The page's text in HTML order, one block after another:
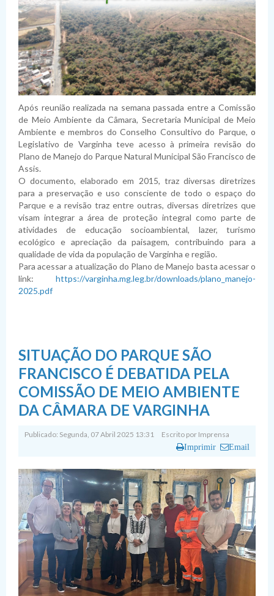
Após reunião realizada na semana passada entre a Comissão
de Meio Ambiente da Câmara, Secretaria Municipal de Meio
Ambiente e membros do Conselho Consultivo do Parque, o
Legislativo de Varginha teve acesso à primeira revisão do
Plano de Manejo do Parque Natural Municipal São Francisco de
Assis.
O documento, elaborado em 2015, traz diversas diretrizes
para a preservação e uso consciente de todo o espaço do
Parque e a revisão traz entre outras, diversas diretrizes que
visam integrar a área de proteção integral como parte de
atividades de educação socioambiental, lazer, turismo
ecológico e apreciação da paisagem, contribuindo para a
qualidade de vida da população de Varginha e região.
Para acessar a atualização do Plano de Manejo basta acessar o
link: https://varginha.mg.leg.br/downloads/plano_manejo-
2025.pdf
SITUAÇÃO DO PARQUE SÃO
FRANCISCO É DEBATIDA PELA
COMISSÃO DE MEIO AMBIENTE
DA CÂMARA DE VARGINHA
Publicado: Segunda, 07 Abril 2025 13:31 Escrito por Imprensa
Imprimir Email